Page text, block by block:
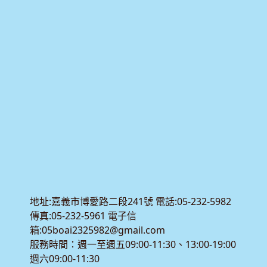
地址:嘉義市博愛路二段241號 電話:05-232-5982
傳真:05-232-5961 電子信
箱:05boai2325982@gmail.com
服務時間：週一至週五09:00-11:30、13:00-19:00
週六09:00-11:30